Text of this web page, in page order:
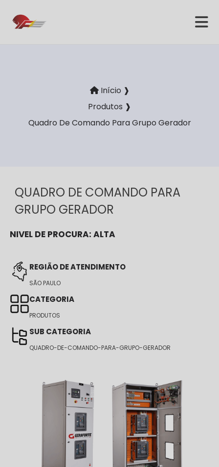
Início ❱
Produtos ❱
Quadro De Comando Para Grupo Gerador
QUADRO DE COMANDO PARA
GRUPO GERADOR
NIVEL DE PROCURA: ALTA
REGIÃO DE ATENDIMENTO
SÃO PAULO
CATEGORIA
PRODUTOS
SUB CATEGORIA
QUADRO-DE-COMANDO-PARA-GRUPO-GERADOR